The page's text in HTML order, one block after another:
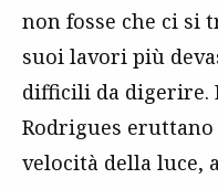
non fosse che ci si
suoi lavori più
difficili da digerire.
Rodrigues
velocità della luce,